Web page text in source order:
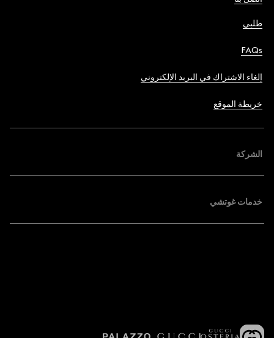
طلبي
FAQs
إلغاء الاشتراك في البريد الإلكتروني
خريطة الموقع
الشركة
خدمات غوتشي